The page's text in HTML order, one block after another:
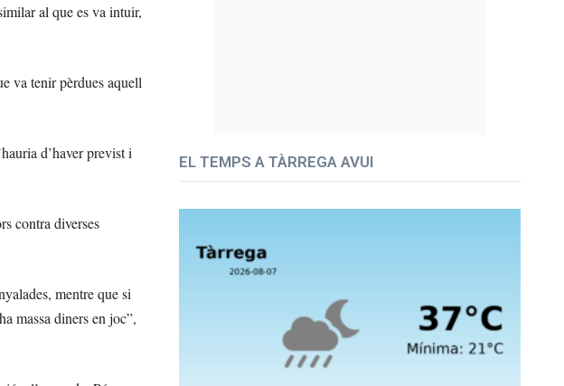
al que es va intuir,
va tenir pèrdues aquell
d’haver previst i
contra diverses
mentre que si
massa diners en joc”,
EL TEMPS A TÀRREGA AVUI